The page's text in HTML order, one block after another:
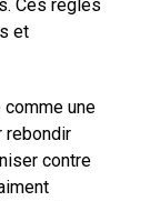
Ces règles
et
comme une
rebondir
contre